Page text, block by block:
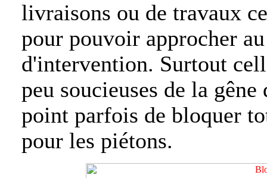
livraisons ou de travaux
pour pouvoir approcher
d'intervention. Surtout
peu soucieuses de la
point parfois de bloquer
pour les piétons.